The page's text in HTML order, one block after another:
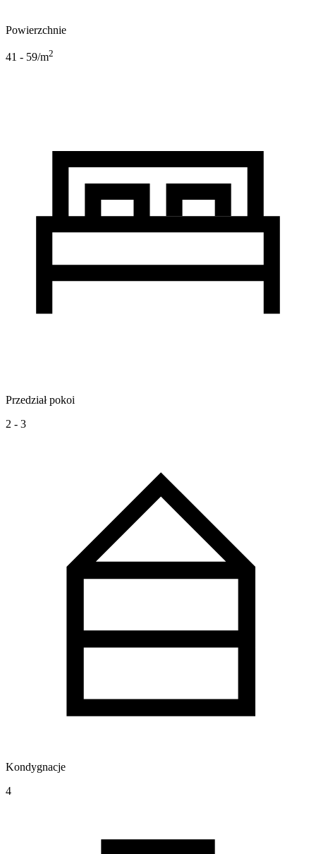
Powierzchnie
41 - 59/m2
Przedział pokoi
2 - 3
Kondygnacje
4